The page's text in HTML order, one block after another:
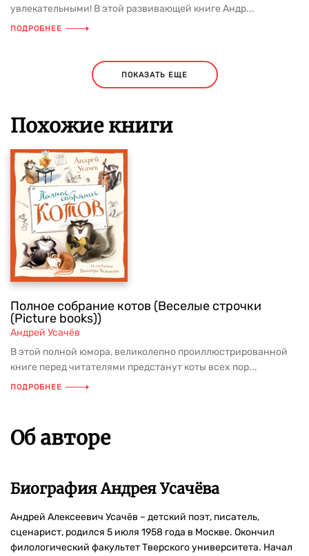
увлекательными! В этой развивающей книге Андр...
ПОДРОБНЕЕ
ПОКАЗАТЬ ЕЩЕ
Похожие книги
Полное собрание котов (Веселые строчки
(Picture books))
Андрей Усачёв
В этой полной юмора, великолепно проиллюстрированной
книге перед читателями предстанут коты всех пор...
ПОДРОБНЕЕ
Об авторе
Биография Андрея Усачёва
Андрей Алексеевич Усачёв – детский поэт, писатель,
сценарист, родился 5 июля 1958 года в Москве. Окончил
филологический факультет Тверского университета. Начал